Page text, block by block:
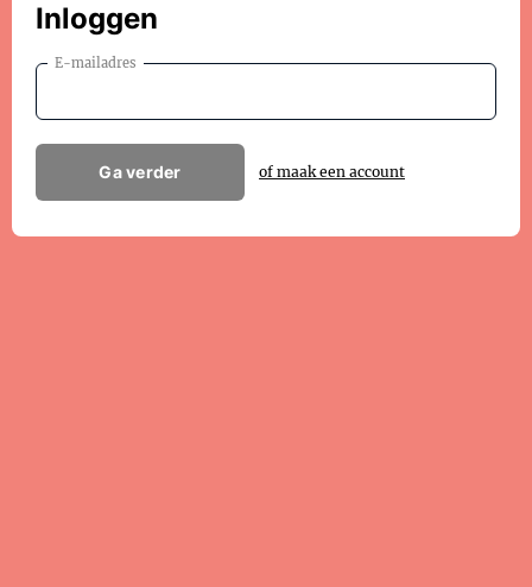
Inloggen
E-mailadres
Ga verder of maak een account